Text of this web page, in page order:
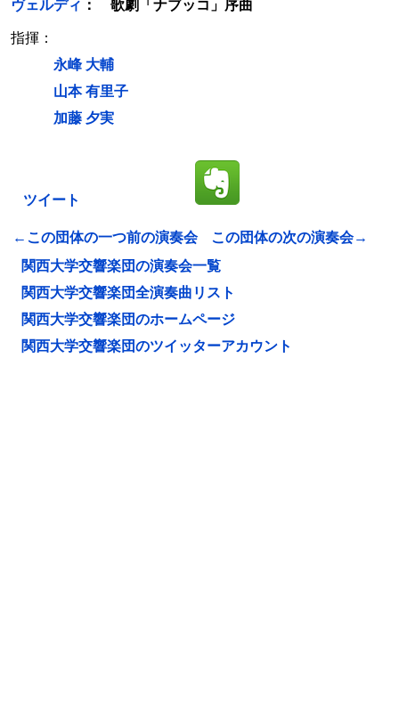
ヴェルディ ： 歌劇「ナブッコ」序曲
指揮：
永峰 大輔
山本 有里子
加藤 夕実
ツイート
←この団体の一つ前の演奏会
この団体の次の演奏会→
関西大学交響楽団の演奏会一覧
関西大学交響楽団全演奏曲リスト
関西大学交響楽団のホームページ
関西大学交響楽団のツイッターアカウント